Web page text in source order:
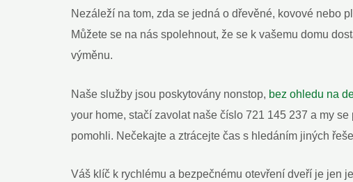
Nezáleží na tom, zda se jedná o dřevěné, kovové nebo
Můžete se na nás spolehnout, že se k vašemu domu
výměnu.
Naše služby jsou poskytovány nonstop, bez ohledu na
your home, stačí zavolat naše číslo 721 145 237 a my
pomohli. Nečekajte a ztrácejte čas s hledáním jiných
Váš klíč k rychlému a bezpečnému otevření dveří je jen